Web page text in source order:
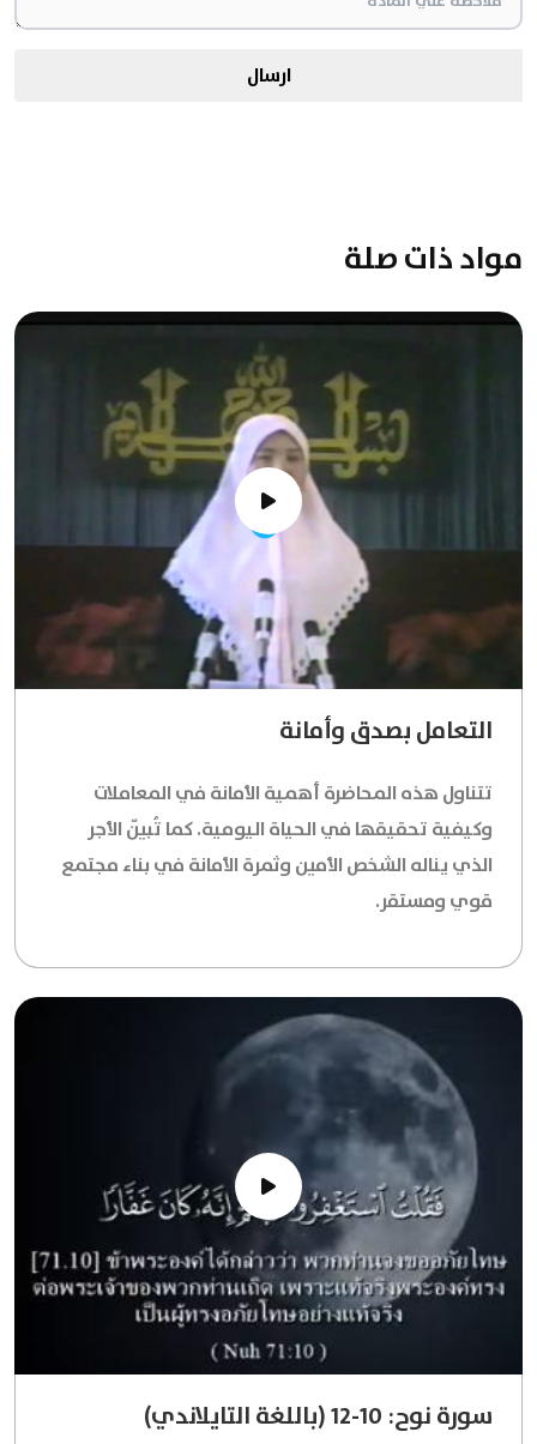
ارسال
مواد ذات صلة
التعامل بصدق وأمانة
تتناول هذه المحاضرة أهمية الأمانة في المعاملات
وكيفية تحقيقها في الحياة اليومية. كما تُبيّن الأجر
الذي يناله الشخص الأمين وثمرة الأمانة في بناء مجتمع
قوي ومستقر.
سورة نوح: 10-12 (باللغة التايلاندي)